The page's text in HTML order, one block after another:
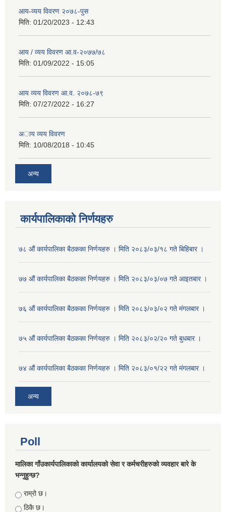
आय-व्यय विवरण २०७८-पुस
मिति: 01/20/2023 - 12:43
आय / व्यय विवरण आ.व-२०७७/७८
मिति: 01/09/2022 - 15:05
आय व्यय विवरण आ.व. २०७८-७९
मिति: 07/27/2022 - 16:27
अाय व्यय विवरण
मिति: 10/08/2018 - 10:45
अन्य
कार्यपालिकाको निर्णयहरु
७८ औं कार्यपालिका बैठकका निर्णयहरु । मिति २०८३/०३/१८ गते बिहिबार ।
७७ औं कार्यपालिका बैठकका निर्णयहरु । मिति २०८३/०३/०७ गते आइतबार ।
७६ औं कार्यपालिका बैठकका निर्णयहरु । मिति २०८३/०३/०२ गते मंगलबार ।
७५ औं कार्यपालिका बैठकका निर्णयहरु । मिति २०८३/०२/२० गते बुधबार ।
७४ औं कार्यपालिका बैठकका निर्णयहरु । मिति २०८३/०१/२२ गते मंगलबार ।
अन्य
Poll
मालिका गाँउकार्यपालिकाको कार्यालयको सेवा र कर्मचरीहरुको व्यवहार बारे के
भन्नुहुन्छ?
Choices
राम्रो छ।
ठिकै छ।